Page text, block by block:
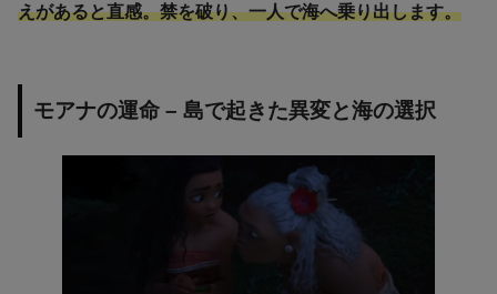
えがあると直感。禁を破り、一人で海へ乗り出します。
モアナの運命 – 島で起きた異変と海の選択